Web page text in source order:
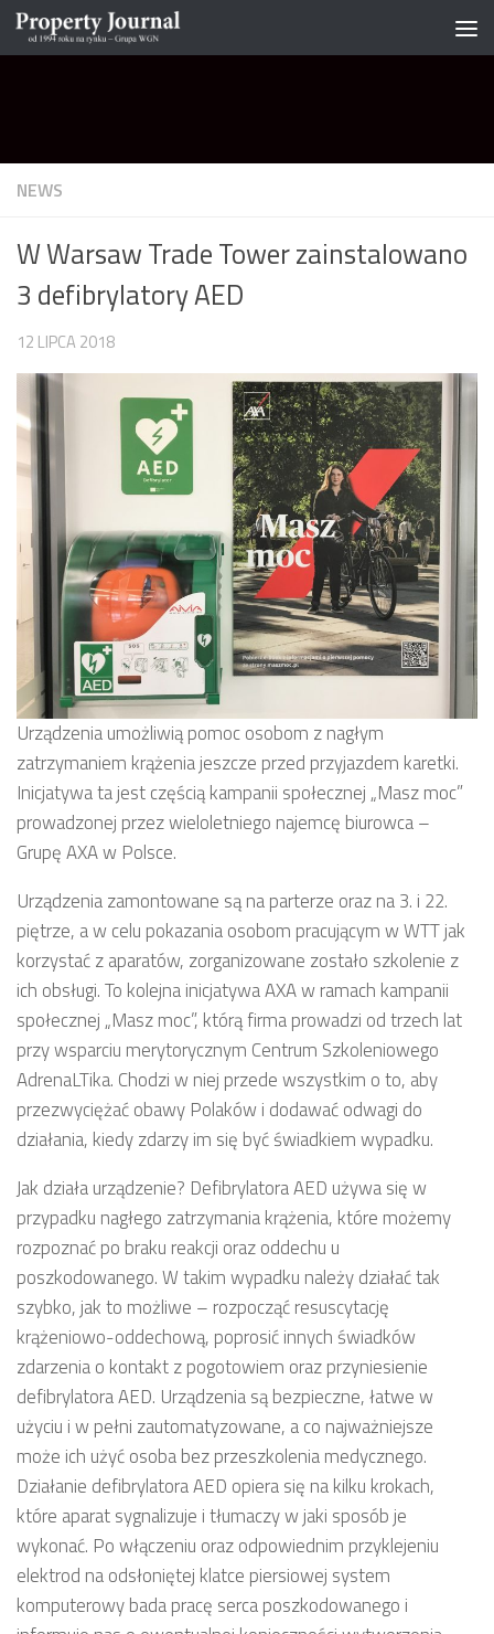
Skip to content
NEWS
W Warsaw Trade Tower zainstalowano
3 defibrylatory AED
12 LIPCA 2018
Urządzenia umożliwią pomoc osobom z nagłym
zatrzymaniem krążenia jeszcze przed przyjazdem karetki.
Inicjatywa ta jest częścią kampanii społecznej „Masz moc”
prowadzonej przez wieloletniego najemcę biurowca –
Grupę AXA w Polsce.
Urządzenia zamontowane są na parterze oraz na 3. i 22.
piętrze, a w celu pokazania osobom pracującym w WTT jak
korzystać z aparatów, zorganizowane zostało szkolenie z
ich obsługi. To kolejna inicjatywa AXA w ramach kampanii
społecznej „Masz moc”, którą firma prowadzi od trzech lat
przy wsparciu merytorycznym Centrum Szkoleniowego
AdrenaLTika. Chodzi w niej przede wszystkim o to, aby
przezwyciężać obawy Polaków i dodawać odwagi do
działania, kiedy zdarzy im się być świadkiem wypadku.
Jak działa urządzenie? Defibrylatora AED używa się w
przypadku nagłego zatrzymania krążenia, które możemy
rozpoznać po braku reakcji oraz oddechu u
poszkodowanego. W takim wypadku należy działać tak
szybko, jak to możliwe – rozpocząć resuscytację
krążeniowo-oddechową, poprosić innych świadków
zdarzenia o kontakt z pogotowiem oraz przyniesienie
defibrylatora AED. Urządzenia są bezpieczne, łatwe w
użyciu i w pełni zautomatyzowane, a co najważniejsze
może ich użyć osoba bez przeszkolenia medycznego.
Działanie defibrylatora AED opiera się na kilku krokach,
które aparat sygnalizuje i tłumaczy w jaki sposób je
wykonać. Po włączeniu oraz odpowiednim przyklejeniu
elektrod na odsłoniętej klatce piersiowej system
komputerowy bada pracę serca poszkodowanego i